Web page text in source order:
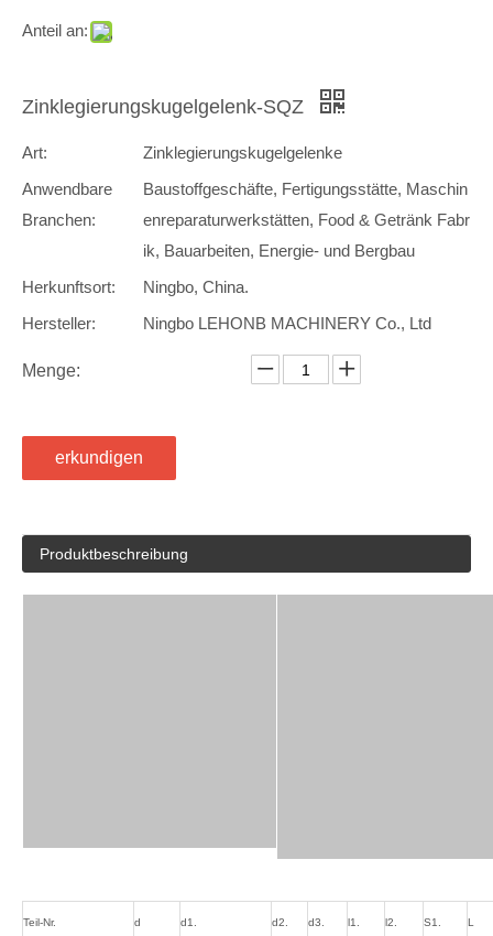
Anteil an:
Zinklegierungskugelgelenk-SQZ
Art:
Zinklegierungskugelgelenke
Anwendbare
Branchen:
Baustoffgeschäfte, Fertigungsstätte, Maschin
enreparaturwerkstätten, Food & Getränk Fabr
ik, Bauarbeiten, Energie- und Bergbau
Herkunftsort:
Ningbo, China.
Hersteller:
Ningbo LEHONB MACHINERY Co., Ltd
Menge:
erkundigen
Produktbeschreibung
Teil-Nr. d d1. d2. d3. l1. l2. S1. L